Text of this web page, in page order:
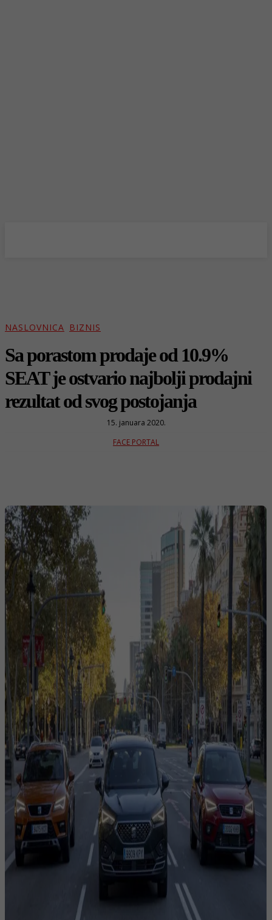
NASLOVNICA BIZNIS
Sa porastom prodaje od 10.9%
SEAT je ostvario najbolji prodajni
rezultat od svog postojanja
15. januara 2020.
FACE PORTAL